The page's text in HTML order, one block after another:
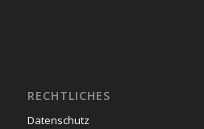
RECHTLICHES
Datenschutz